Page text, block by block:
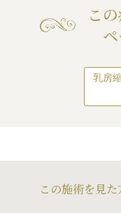
なりま
また、
こ
乳房
この施術を見